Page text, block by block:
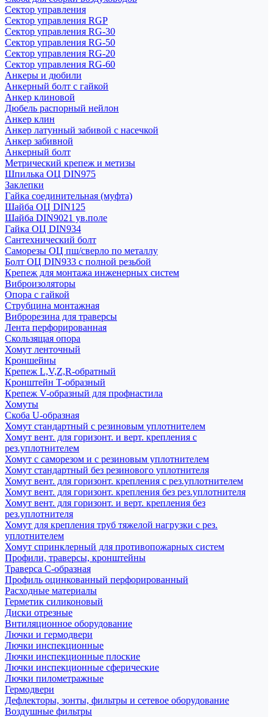
Сектор управления
Сектор управления RGP
Сектор управления RG-30
Сектор управления RG-50
Сектор управления RG-20
Сектор управления RG-60
Анкеры и дюбили
Анкерный болт с гайкой
Анкер клиновой
Дюбель распорный нейлон
Анкер клин
Анкер латунный забивой с насечкой
Анкер забивной
Анкерный болт
Метрический крепеж и метизы
Шпилька ОЦ DIN975
Заклепки
Гайка соединительная (муфта)
Шайба ОЦ DIN125
Шайба DIN9021 ув.поле
Гайка ОЦ DIN934
Сантехнический болт
Саморезы ОЦ пш/сверло по металлу
Болт ОЦ DIN933 с полной резьбой
Крепеж для монтажа инженерных систем
Виброизоляторы
Опора с гайкой
Струбцина монтажная
Виброрезина для траверсы
Лента перфорированная
Скользящая опора
Хомут ленточный
Кроншейны
Крепеж L,V,Z,R-обратный
Кронштейн Т-образный
Крепеж V-образный для профнастила
Хомуты
Скоба U-образная
Хомут стандартный с резиновым уплотнителем
Хомут вент. для горизонт. и верт. крепления с
рез.уплотнителем
Хомут с саморезом и с резиновым уплотнителем
Хомут стандартный без резинового уплотнителя
Хомут вент. для горизонт. крепления с рез.уплотнителем
Хомут вент. для горизонт. крепления без рез.уплотнителя
Хомут вент. для горизонт. и верт. крепления без
рез.уплотнителя
Хомут для крепления труб тяжелой нагрузки с рез.
уплотнителем
Хомут спринклерный для противопожарных систем
Профили, траверсы, кронштейны
Траверса С-образная
Профиль оцинкованный перфорированный
Расходные материалы
Герметик силиконовый
Диски отрезные
Внтиляционное оборудование
Лючки и гермодвери
Лючки инспекционные
Лючки инспекционные плоские
Лючки инспекционные сферические
Лючки пилометражные
Гермодвери
Дефлекторы, зонты, фильтры и сетевое оборудование
Воздушные фильтры